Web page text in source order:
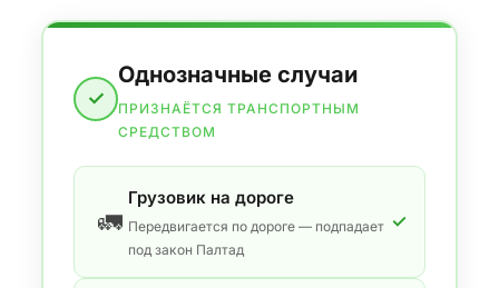
✓
Однозначные случаи
ПРИЗНАЁТСЯ ТРАНСПОРТНЫМ
СРЕДСТВОМ
🚛
Грузовик на дороге
Передвигается по дороге — подпадает
под закон Палтад
✓